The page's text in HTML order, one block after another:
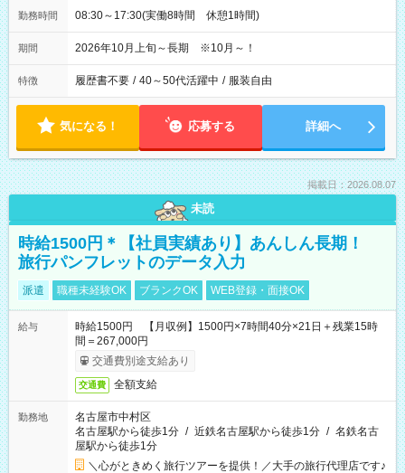
勤務時間 08:30～17:30(実働8時間 休憩1時間)
期間 2026年10月上旬～長期 ※10月～！
特徴 履歴書不要 / 40～50代活躍中 / 服装自由
気になる！ 応募する 詳細へ
掲載日：2026.08.07
未読
時給1500円＊【社員実績あり】あんしん長期！
旅行パンフレットのデータ入力
派遣 職種未経験OK ブランクOK WEB登録・面接OK
給与
時給1500円 【月収例】1500円×7時間40分×21日＋残業15時
間＝267,000円
交通費別途支給あり
交通費 全額支給
勤務地
名古屋市中村区
名古屋駅から徒歩1分 / 近鉄名古屋駅から徒歩1分 / 名鉄名古
屋駅から徒歩1分
＼心がときめく旅行ツアーを提供！／大手の旅行代理店です♪